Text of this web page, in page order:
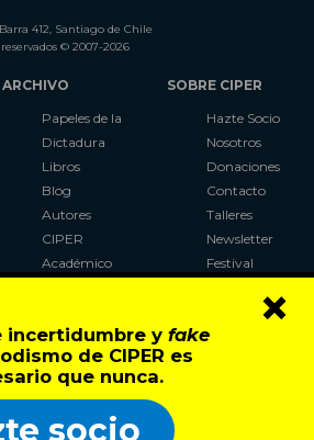
incertidumbre y fake
de CIPER es
que nunca.
socio
×
412, Santiago de Chile
© 2007-2026
ARCHIVO
Papeles de la
Dictadura
Libros
Blog
Autores
CIPER
Académico
Al Plebiscito
con CIPER
SOBRE CIPER
Hazte Socio
Nosotros
Donaciones
Contacto
Talleres
Newsletter
Festival